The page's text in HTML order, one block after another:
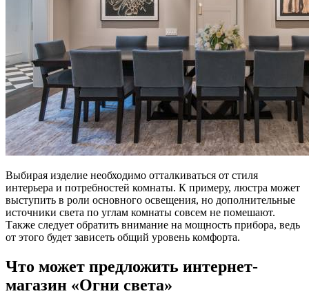
Выбирая изделие необходимо отталкиваться от стиля
интерьера и потребностей комнаты. К примеру, люстра может
выступить в роли основного освещения, но дополнительные
источники света по углам комнаты совсем не помешают.
Также следует обратить внимание на мощность прибора, ведь
от этого будет зависеть общий уровень комфорта.
Что может предложить интернет-
магазин «Огни света»